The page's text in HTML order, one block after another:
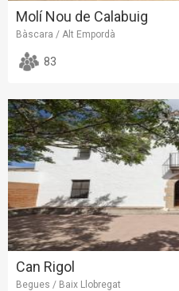
Molí Nou de Calabuig
Bàscara / Alt Empordà
83
Can Rigol
Begues / Baix Llobregat